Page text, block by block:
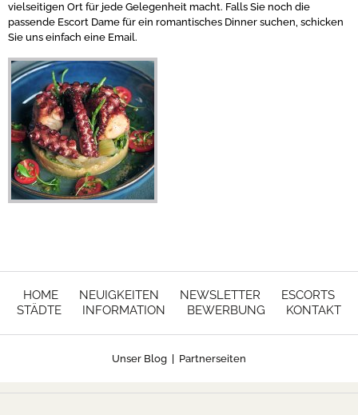
vielseitigen Ort für jede Gelegenheit macht. Falls Sie noch die
passende Escort Dame für ein romantisches Dinner suchen, schicken
Sie uns einfach eine Email.
HOME NEUIGKEITEN NEWSLETTER
ESCORTS
STÄDTE
INFORMATION BEWERBUNG KONTAKT
Unser Blog Partnerseiten